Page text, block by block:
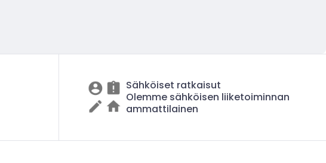
Sähköiset ratkaisut
Olemme sähköisen liiketoiminnan
ammattilainen